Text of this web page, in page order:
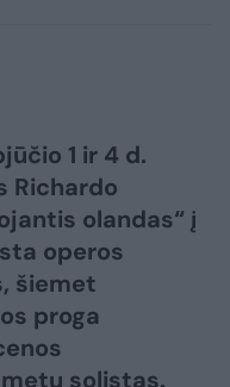
1 ir 4 d.
Richardo
olandas“ į
operos
šiemet
proga
solistas.